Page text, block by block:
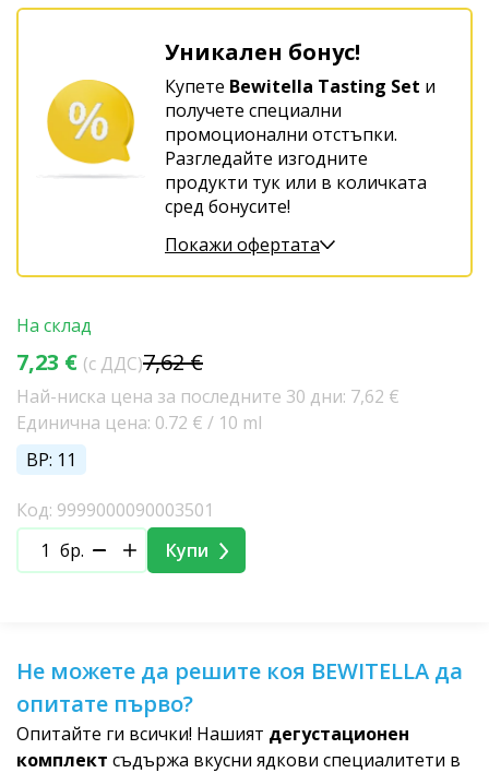
Уникален бонус!
Купете Bewitella Tasting Set и
получете специални
промоционални отстъпки.
Разгледайте изгодните
продукти тук или в количката
сред бонусите!
Покажи офертата
На склад
7,23 € (с ДДС)7,62 €
Най-ниска цена за последните 30 дни: 7,62 €
Единична цена: 0.72 € / 10 ml
BP: 11
Код: 9999000090003501
бр.
Купи
Не можете да решите коя BEWITELLA да
опитате първо?
Опитайте ги всички! Нашият дегустационен
комплект съдържа вкусни ядкови специалитети в